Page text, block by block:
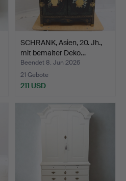
SCHRANK, Asien, 20. Jh.,
mit bemalter Deko…
Beendet 8. Jun 2026
21 Gebote
211 USD